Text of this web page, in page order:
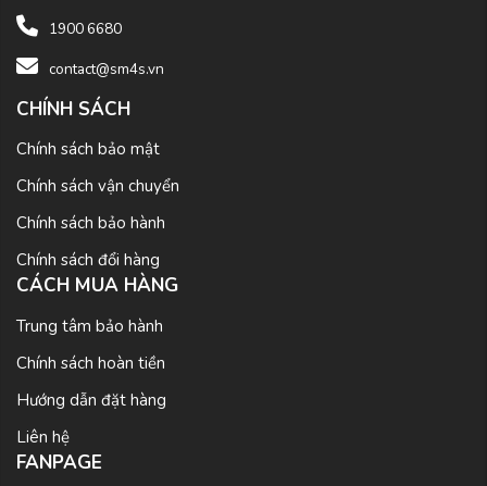
1900 6680
contact@sm4s.vn
CHÍNH SÁCH
Chính sách bảo mật
Chính sách vận chuyển
Chính sách bảo hành
Chính sách đổi hàng
CÁCH MUA HÀNG
Trung tâm bảo hành
Chính sách hoàn tiền
Hướng dẫn đặt hàng
Liên hệ
FANPAGE